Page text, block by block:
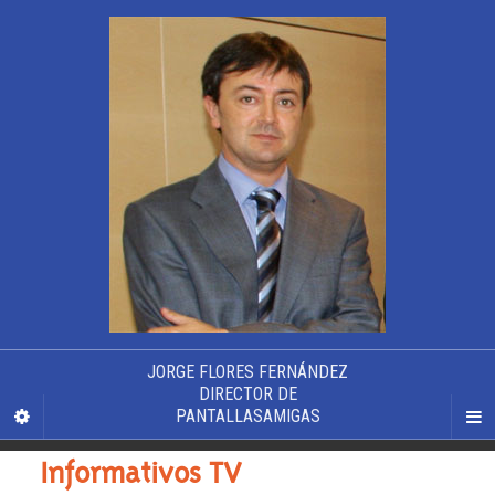
JORGE FLORES FERNÁNDEZ
DIRECTOR DE
PANTALLASAMIGAS
Informativos TV